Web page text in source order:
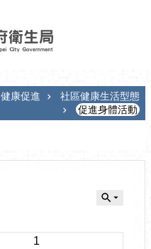
健康促進
社區健康生活型態
促進身體活動
1